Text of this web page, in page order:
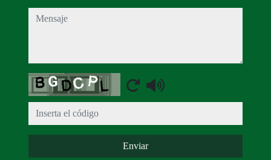
mensaje
Captcha
Enviar